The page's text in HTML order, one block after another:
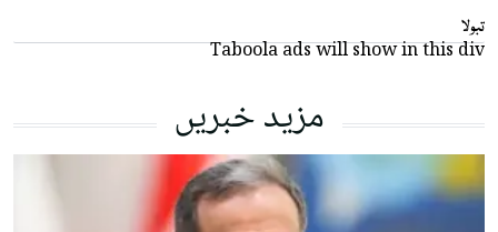
تبولا
Taboola ads will show in this div
مزید خبریں